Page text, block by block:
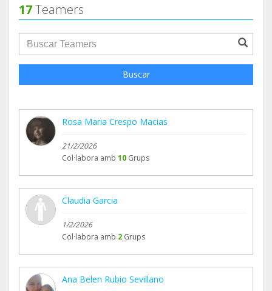
17Teamers
groupProfile.searchForm.search.text???
Buscar
Rosa Maria Crespo Macias
21/2/2026
Col·labora amb 10 Grups
Claudia Garcia
1/2/2026
Col·labora amb 2 Grups
Ana Belen Rubio Sevillano